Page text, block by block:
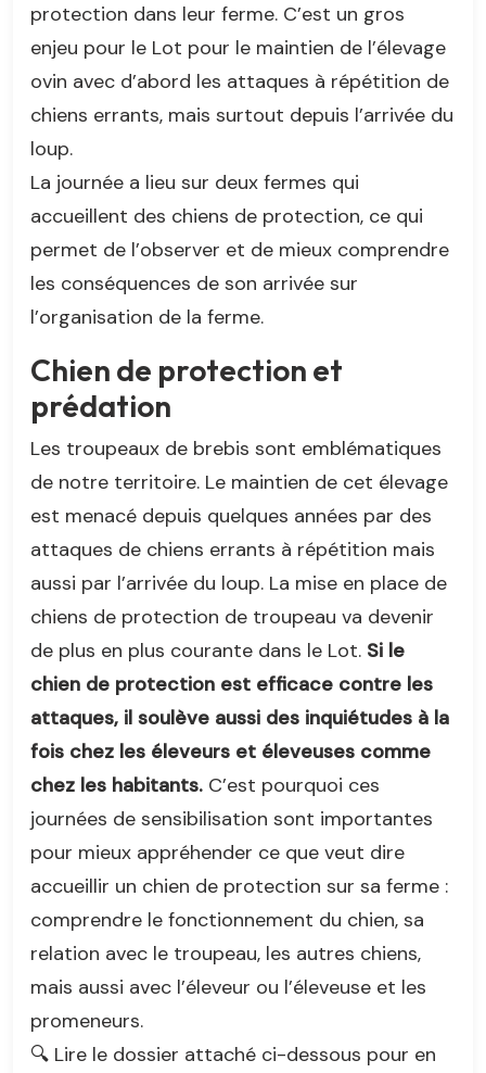
protection dans leur ferme. C’est un gros
enjeu pour le Lot pour le maintien de l’élevage
ovin avec d’abord les attaques à répétition de
chiens errants, mais surtout depuis l’arrivée du
loup.
La journée a lieu sur deux fermes qui
accueillent des chiens de protection, ce qui
permet de l’observer et de mieux comprendre
les conséquences de son arrivée sur
l’organisation de la ferme.
Chien de protection et
prédation
Les troupeaux de brebis sont emblématiques
de notre territoire. Le maintien de cet élevage
est menacé depuis quelques années par des
attaques de chiens errants à répétition mais
aussi par l’arrivée du loup. La mise en place de
chiens de protection de troupeau va devenir
de plus en plus courante dans le Lot. Si le
chien de protection est efficace contre les
attaques, il soulève aussi des inquiétudes à la
fois chez les éleveurs et éleveuses comme
chez les habitants. C’est pourquoi ces
journées de sensibilisation sont importantes
pour mieux appréhender ce que veut dire
accueillir un chien de protection sur sa ferme :
comprendre le fonctionnement du chien, sa
relation avec le troupeau, les autres chiens,
mais aussi avec l’éleveur ou l’éleveuse et les
promeneurs.
🔍 Lire le dossier attaché ci-dessous pour en